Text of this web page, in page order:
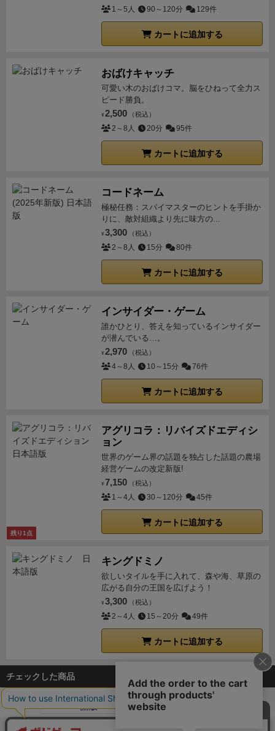
んと各ラウンドの条件においてうまくパンやビールを
作り続けるだけ。ストイック。それでいてボードや農
作物トークン、カード類もいいアートワーク。おまけ
てくるパン・ビールのレシピがかみ合うよううまく取
らないと何も作れないまま終わる＆相手に資源が行く
ので、2ラウンドくらい流れ確認でやった後に本番や
った方がいいんじゃないかなと思う。
式ソロルールがないこと。たいてい「2人用」って書
いてあるこのサイズのゲームってソロがあるんですけ
どね（カヴェルナ：洞窟対決なんかは箱に2人用ゲー
人専用ゲームとして、軽～中量級のコンパクトさも相
まって「アリ」だと思います。一応最後に非公式ソロ
ルールをざっと紹介させていただきますので、ソロ好
きの方も機会があればぜひ。
ます。ちなみに100均の「チェキ用」スリーブでほぼ
ぴったり。（あんまりぴったりなんで入れるとき折れ
よ。
※ソロルール（非公式BGG）
このゲームのキモと
してはカードドラフトなわけで、それをソロでどうす
るのかと思いましたが、BGGの公開ファイル＋フォー
ラムで解決。通常ルールに以下の項目を適用するだけ
○農作物は立て札記載の半分切り上げ（７な
○交換用カードは3枚じゃなく２枚にす
ズ：禁域の門」にあった疑似ドラフトを応用（５枚引
いて１枚ピック、新たに４枚引いて１枚ピック、残っ
た７枚から２枚引いて１枚ピック、５枚から２枚引い
て１枚ピック、３枚から２枚引いて１枚ピック）で１
ラウンド５回カードを使用する。※レビュー時点では
公開ファイルには未反映。フォーラム参照。
で作成されたマニュアル（一部フォーラム記載分未反
す。これでやったところ、30点前後を行ったり来たり
な結果でした。※スコアに応じたランクもあり。ソロ
でもしっかり楽しめました。おそらく細かく見てると
ルール更新とかあると思うので、興味があるソロプレ
イヤーの方はぜひお試しください。
っぽいカードや木駒の往復があります。（我が家で
は、子供が寝た後に妻と二人で遊べる一時間弱のゲー
い作風にまとまっていると思うので、是非とも遊んで
みて下さい。
1～5人 90～120分 129件
カートに追加する
おばけキャッチ
可愛い木のおばけコマ。脳をひねって全力ス
ピード勝負。
¥ 2,500 （税込）
2～8人 20分 95件
カートに追加する
コードネーム
極秘任務：スパイマスターのヒントを手掛か
りに、敵対組織より先に味方の...
¥ 3,300 （税込）
2～8人 15分 80件
カートに追加する
インサイダー・ゲーム
誰かひとり、答えを知っているインサイダー
が潜んでいる…。
¥ 2,970 （税込）
4～8人 10～15分 76件
カートに追加する
残り1点
アグリコラ：リバイズドエディシ
ョン
世界のゲーム界の話題を独占した話題の農場
経営ゲームの改定新版!
¥ 7,150 （税込）
1～4人 30～120分 45件
カートに追加する
キングドミノ
欲しいタイルを手に入れて、森や海、草原の
広がる自分の王国を広げよう！
¥ 3,300 （税込）
2～4人 15～20分 49件
カートに追加する
チェックした商品